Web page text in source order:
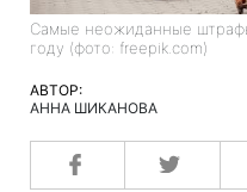
Самые неожиданные
году (фото: freepik.com)
АВТОР:
АННА ШИКАНОВА